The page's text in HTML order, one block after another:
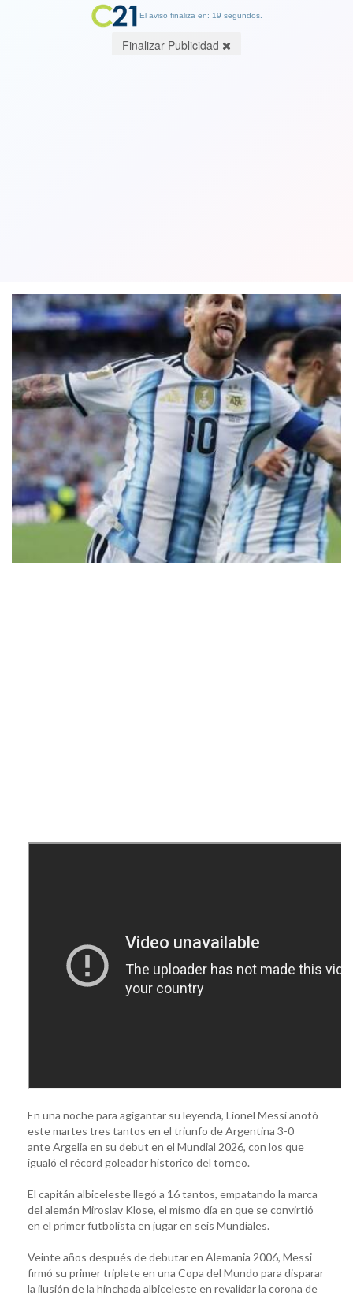
En una noche para agigantar su leyenda, Lionel Messi anotó
este martes tres tantos en el triunfo de Argentina 3-0
ante Argelia en su debut en el Mundial 2026, con los que
igualó el récord goleador historico del torneo.
El capitán albiceleste llegó a 16 tantos, empatando la marca
del alemán Miroslav Klose, el mismo día en que se convirtió
en el primer futbolista en jugar en seis Mundiales.
Veinte años después de debutar en Alemania 2006, Messi
firmó su primer triplete en una Copa del Mundo para disparar
la ilusión de la hinchada albiceleste en revalidar la corona de
El aviso finaliza en: 19 segundos.
Finalizar Publicidad